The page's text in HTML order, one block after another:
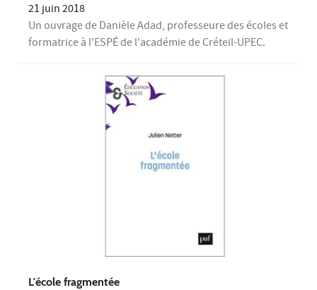
21 juin 2018
Un ouvrage de Danièle Adad, professeure des écoles et
formatrice à l'ESPÉ de l'académie de Créteil-UPEC.
L'école fragmentée